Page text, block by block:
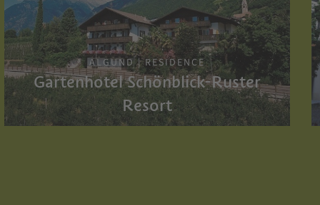
ALGUND | RESIDENCE
Gartenhotel Schönblick-Ruster
Resort